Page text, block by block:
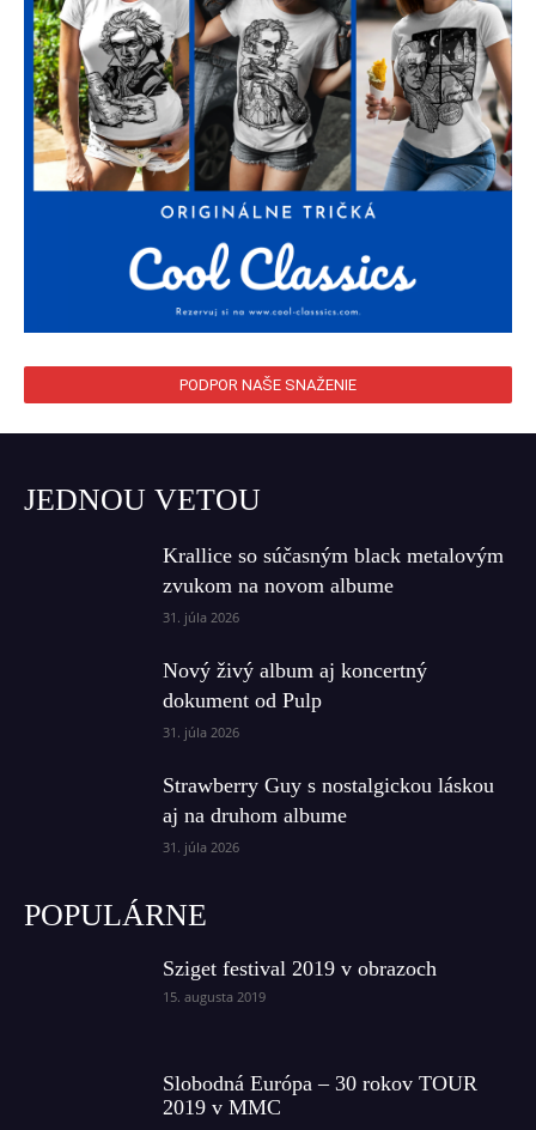
PODPOR NAŠE SNAŽENIE
JEDNOU VETOU
Krallice so súčasným black metalovým
zvukom na novom albume
31. júla 2026
Nový živý album aj koncertný
dokument od Pulp
31. júla 2026
Strawberry Guy s nostalgickou láskou
aj na druhom albume
31. júla 2026
POPULÁRNE
Sziget festival 2019 v obrazoch
15. augusta 2019
Slobodná Európa – 30 rokov TOUR
2019 v MMC